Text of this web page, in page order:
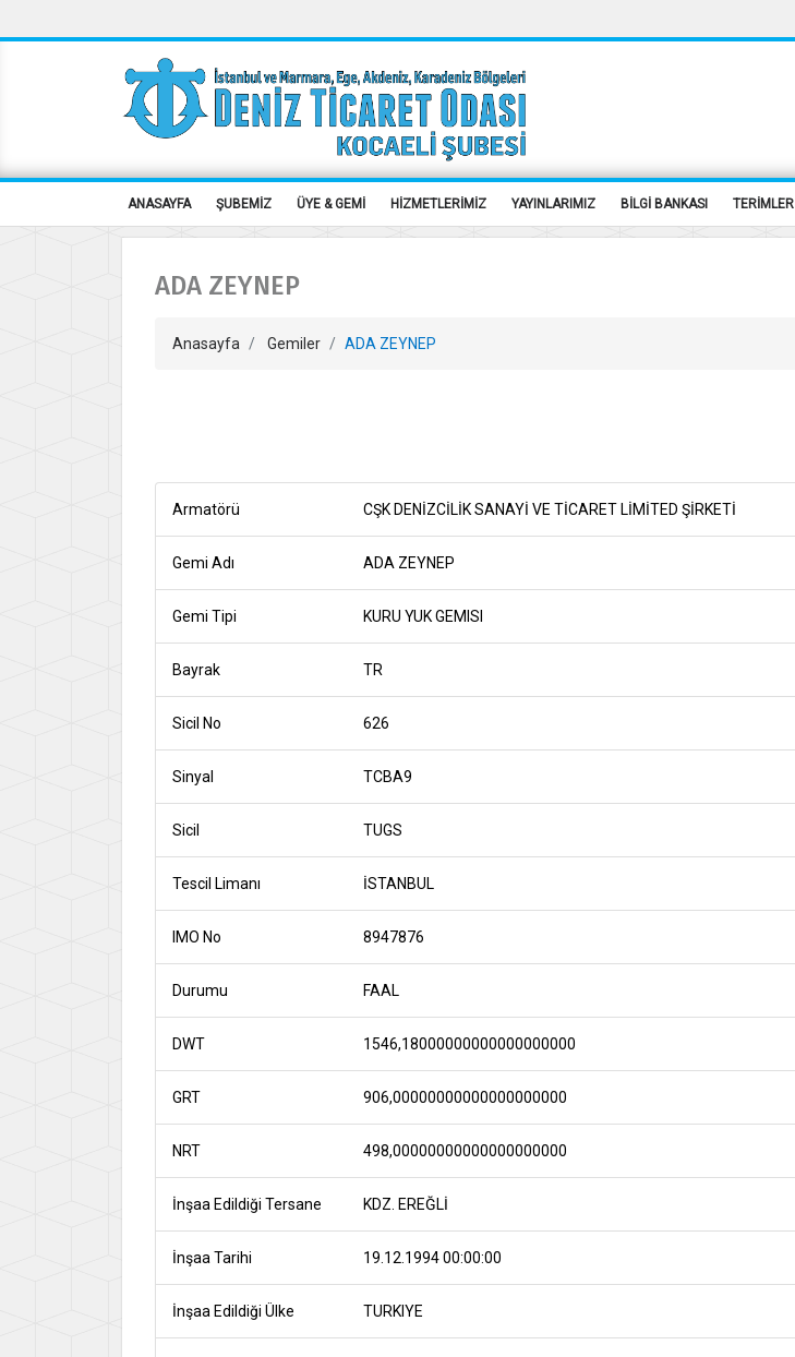
ANASAYFA ŞUBEMİZ ÜYE & GEMİ HİZMETLERİMİZ YAYINLARIMIZ BİLGİ BANKASI TERİMLER
ADA ZEYNEP
Anasayfa Gemiler ADA ZEYNEP
Armatörü CŞK DENİZCİLİK SANAYİ VE TİCARET LİMİTED ŞİRKETİ
Gemi Adı ADA ZEYNEP
Gemi Tipi KURU YUK GEMISI
Bayrak TR
Sicil No 626
Sinyal TCBA9
Sicil TUGS
Tescil Limanı İSTANBUL
IMO No 8947876
Durumu FAAL
DWT 1546,18000000000000000000
GRT 906,00000000000000000000
NRT 498,00000000000000000000
İnşaa Edildiği Tersane KDZ. EREĞLİ
İnşaa Tarihi 19.12.1994 00:00:00
İnşaa Edildiği Ülke TURKIYE